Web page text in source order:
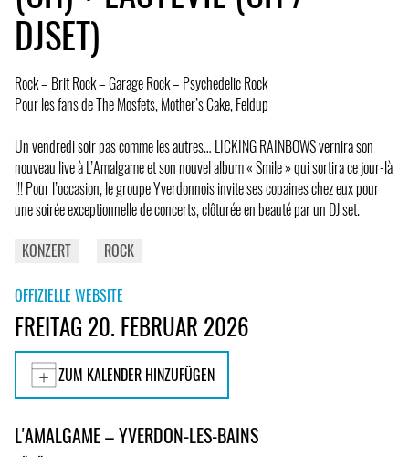
DJSET)
Rock – Brit Rock – Garage Rock – Psychedelic Rock
Pour les fans de The Mosfets, Mother’s Cake, Feldup
Un vendredi soir pas comme les autres… LICKING RAINBOWS vernira son
nouveau live à L’Amalgame et son nouvel album « Smile » qui sortira ce jour-là
!!! Pour l’occasion, le groupe Yverdonnois invite ses copaines chez eux pour
une soirée exceptionnelle de concerts, clôturée en beauté par un DJ set.
KONZERT
ROCK
OFFIZIELLE WEBSITE
FREITAG 20. FEBRUAR 2026
ZUM KALENDER HINZUFÜGEN
L'AMALGAME – YVERDON-LES-BAINS